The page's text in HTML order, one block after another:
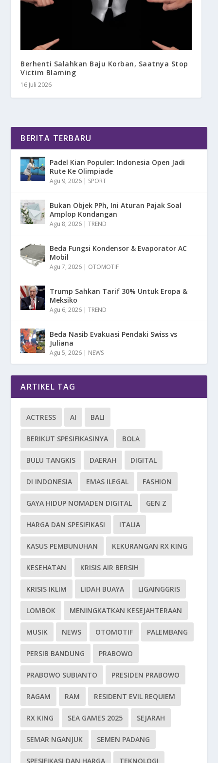
Berhenti Salahkan Baju Korban, Saatnya Stop
Victim Blaming
16 Juli 2026
BERITA TERBARU
Padel Kian Populer: Indonesia Open Jadi
Rute Ke Olimpiade
Agu 9, 2026 | SPORT
Bukan Objek PPh, Ini Aturan Pajak Soal
Amplop Kondangan
Agu 8, 2026 |TREND
Beda Fungsi Kondensor & Evaporator AC
Mobil
Agu 7, 2026 | OTOMOTIF
Trump Sahkan Tarif 30% Untuk Eropa &
Meksiko
Agu 6, 2026 |TREND
Beda Nasib Evakuasi Pendaki Swiss vs
Juliana
Agu 5, 2026 | NEWS
ARTIKEL TAG
ACTRESS AI BALI
BERIKUT SPESIFIKASINYA BOLA
BULU TANGKIS DAERAH DIGITAL
DI INDONESIA EMAS ILEGAL FASHION
GAYA HIDUP NOMADEN DIGITAL GEN Z
HARGA DAN SPESIFIKASI ITALIA
KASUS PEMBUNUHAN KEKURANGAN RX KING
KESEHATAN KRISIS AIR BERSIH
KRISIS IKLIM LIDAH BUAYA LIGAINGGRIS
LOMBOK MENINGKATKAN KESEJAHTERAAN
MUSIK NEWS OTOMOTIF PALEMBANG
PERSIB BANDUNG PRABOWO
PRABOWO SUBIANTO PRESIDEN PRABOWO
RAGAM RAM RESIDENT EVIL REQUIEM
RX KING SEA GAMES 2025 SEJARAH
SEMAR NGANJUK SEMEN PADANG
SPESIFIKASI DAN HARGA TEKNOLOGI